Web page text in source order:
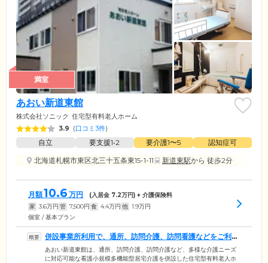
満室
あおい新道東館
株式会社ソニック 住宅型有料老人ホーム
3.9 (口コミ3件)
自立 要支援1•2 要介護1〜5
認知症可
北海道札幌市東区北三十五条東15-1-11
新道東駅から 徒歩2分
月額10.6 万円 (入居金 7.2万円) + 介護保険料
家 3.6万円 管 7,500円 食 4.4万円 他 1.9万円
個室 / 基本プラン
併設事業所利用で、通所、訪問介護、訪問看護などをご利用
いただけます
あおい新道東館は、通所、訪問介護、訪問介護など、多様な介護ニーズ
に対応可能な看護小規模多機能型居宅介護を併設した住宅型有料老人ホ